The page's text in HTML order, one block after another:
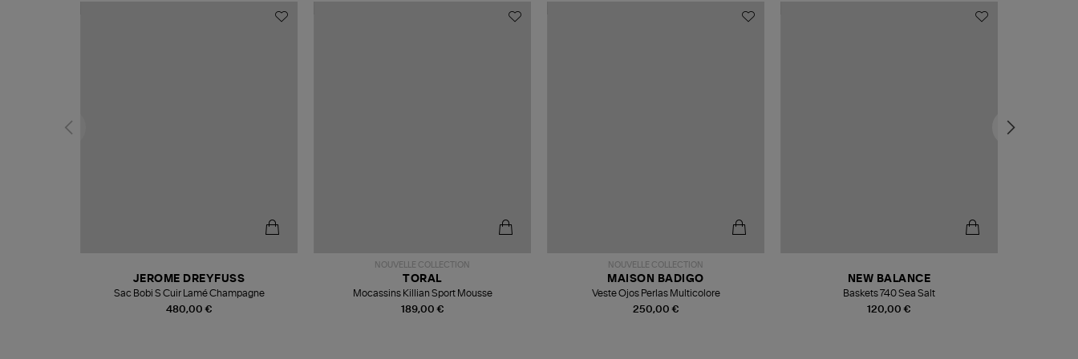
480,00 €
JEROME DREYFUSS
Sac Bobi S Cuir Lamé Champagne
NOUVELLE COLLECTION
189,00 €
TORAL
Mocassins Killian Sport Mousse
NOUVELLE COLLECTION
250,00 €
MAISON BADIGO
Veste Ojos Perlas Multicolore
120,00 €
NEW BALANCE
Baskets 740 Sea Salt